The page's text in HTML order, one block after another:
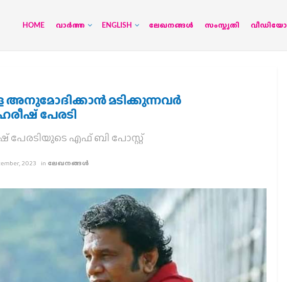
HOME വാര്‍ത്ത ENGLISH ലേഖനങ്ങള്‍ സംസ്കൃതി വീഡിയോ
അനുമോദിക്കാൻ മടിക്കുന്നവർ
പേരടി
പേരടിയുടെ എഫ് ബി പോസ്റ്റ്
2023 in ലേഖനങ്ങള്‍